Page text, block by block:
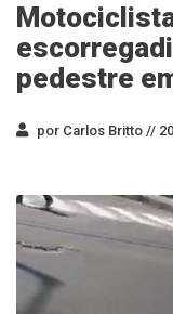
pedestre
por Carlos Britto //